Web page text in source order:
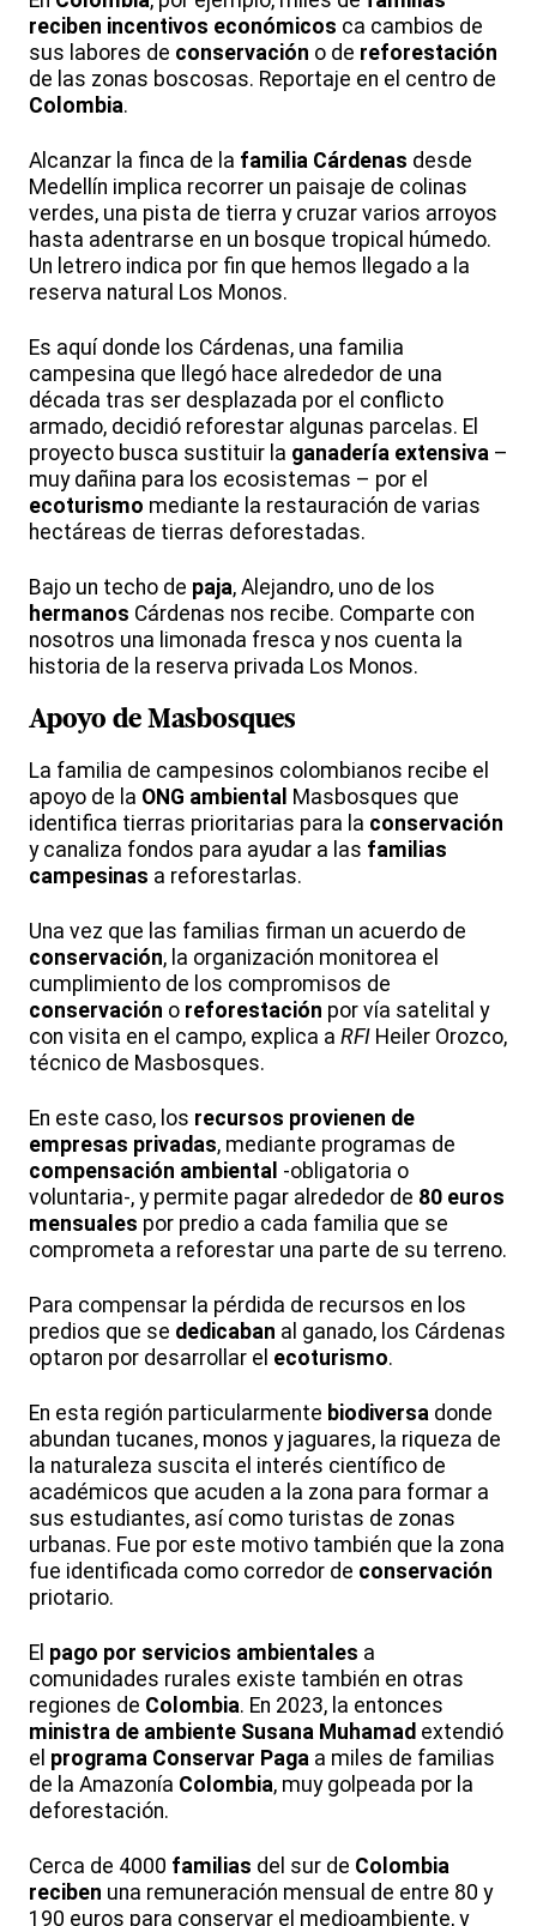
reciben incentivos económicos ca cambios de
sus labores de conservación o de reforestación
de las zonas boscosas. Reportaje en el centro de
Colombia.
Alcanzar la finca de la familia Cárdenas desde
Medellín implica recorrer un paisaje de colinas
verdes, una pista de tierra y cruzar varios arroyos
hasta adentrarse en un bosque tropical húmedo.
Un letrero indica por fin que hemos llegado a la
reserva natural Los Monos.
Es aquí donde los Cárdenas, una familia
campesina que llegó hace alrededor de una
década tras ser desplazada por el conflicto
armado, decidió reforestar algunas parcelas. El
proyecto busca sustituir la ganadería extensiva –
muy dañina para los ecosistemas – por el
ecoturismo mediante la restauración de varias
hectáreas de tierras deforestadas.
Bajo un techo de paja, Alejandro, uno de los
hermanos Cárdenas nos recibe. Comparte con
nosotros una limonada fresca y nos cuenta la
historia de la reserva privada Los Monos.
Apoyo de Masbosques
La familia de campesinos colombianos recibe el
apoyo de la ONG ambiental Masbosques que
identifica tierras prioritarias para la conservación
y canaliza fondos para ayudar a las familias
campesinas a reforestarlas.
Una vez que las familias firman un acuerdo de
conservación, la organización monitorea el
cumplimiento de los compromisos de
conservación o reforestación por vía satelital y
con visita en el campo, explica a RFI Heiler Orozco,
técnico de Masbosques.
En este caso, los recursos provienen de
empresas privadas, mediante programas de
compensación ambiental -obligatoria o
voluntaria-, y permite pagar alrededor de 80 euros
mensuales por predio a cada familia que se
comprometa a reforestar una parte de su terreno.
Para compensar la pérdida de recursos en los
predios que se dedicaban al ganado, los Cárdenas
optaron por desarrollar el ecoturismo.
En esta región particularmente biodiversa donde
abundan tucanes, monos y jaguares, la riqueza de
la naturaleza suscita el interés científico de
académicos que acuden a la zona para formar a
sus estudiantes, así como turistas de zonas
urbanas. Fue por este motivo también que la zona
fue identificada como corredor de conservación
priotario.
El pago por servicios ambientales a
comunidades rurales existe también en otras
regiones de Colombia. En 2023, la entonces
ministra de ambiente Susana Muhamad extendió
el programa Conservar Paga a miles de familias
de la Amazonía Colombia, muy golpeada por la
deforestación.
Cerca de 4000 familias del sur de Colombia
reciben una remuneración mensual de entre 80 y
190 euros para conservar el medioambiente, y